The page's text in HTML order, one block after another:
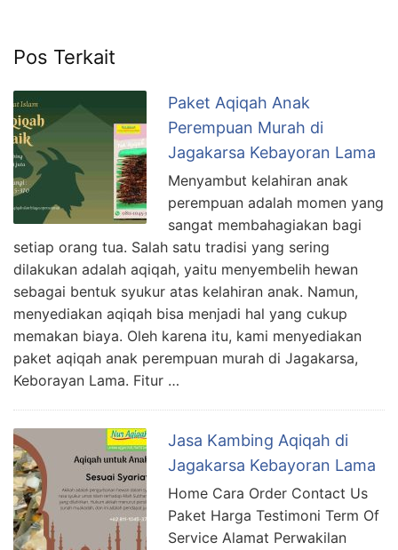
Pos Terkait
Paket Aqiqah Anak
Perempuan Murah di
Jagakarsa Kebayoran Lama
Menyambut kelahiran anak
perempuan adalah momen yang
sangat membahagiakan bagi
setiap orang tua. Salah satu tradisi yang sering
dilakukan adalah aqiqah, yaitu menyembelih hewan
sebagai bentuk syukur atas kelahiran anak. Namun,
menyediakan aqiqah bisa menjadi hal yang cukup
memakan biaya. Oleh karena itu, kami menyediakan
paket aqiqah anak perempuan murah di Jagakarsa,
Keborayan Lama. Fitur …
Jasa Kambing Aqiqah di
Jagakarsa Kebayoran Lama
Home Cara Order Contact Us
Paket Harga Testimoni Term Of
Service Alamat Perwakilan